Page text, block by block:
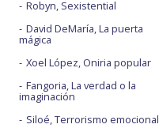
Robyn, Sexistential
David DeMaría, La puerta
mágica
Xoel López, Oniria popular
Fangoria, La verdad o la
imaginación
Siloé, Terrorismo emocional